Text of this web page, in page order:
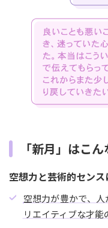
「新月」はこ
空想力と芸術的セン
空想力が豊かで、
リエイティブな才能